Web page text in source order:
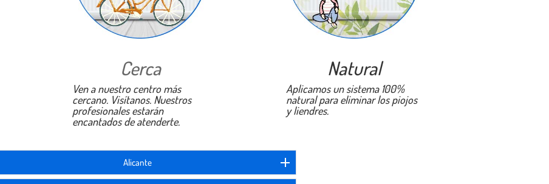
Cerca
Ven a nuestro centro más
cercano. Visítanos. Nuestros
profesionales estarán
encantados de atenderte.
Natural
Aplicamos un sistema 100%
natural para eliminar los piojos
y liendres.
Alicante